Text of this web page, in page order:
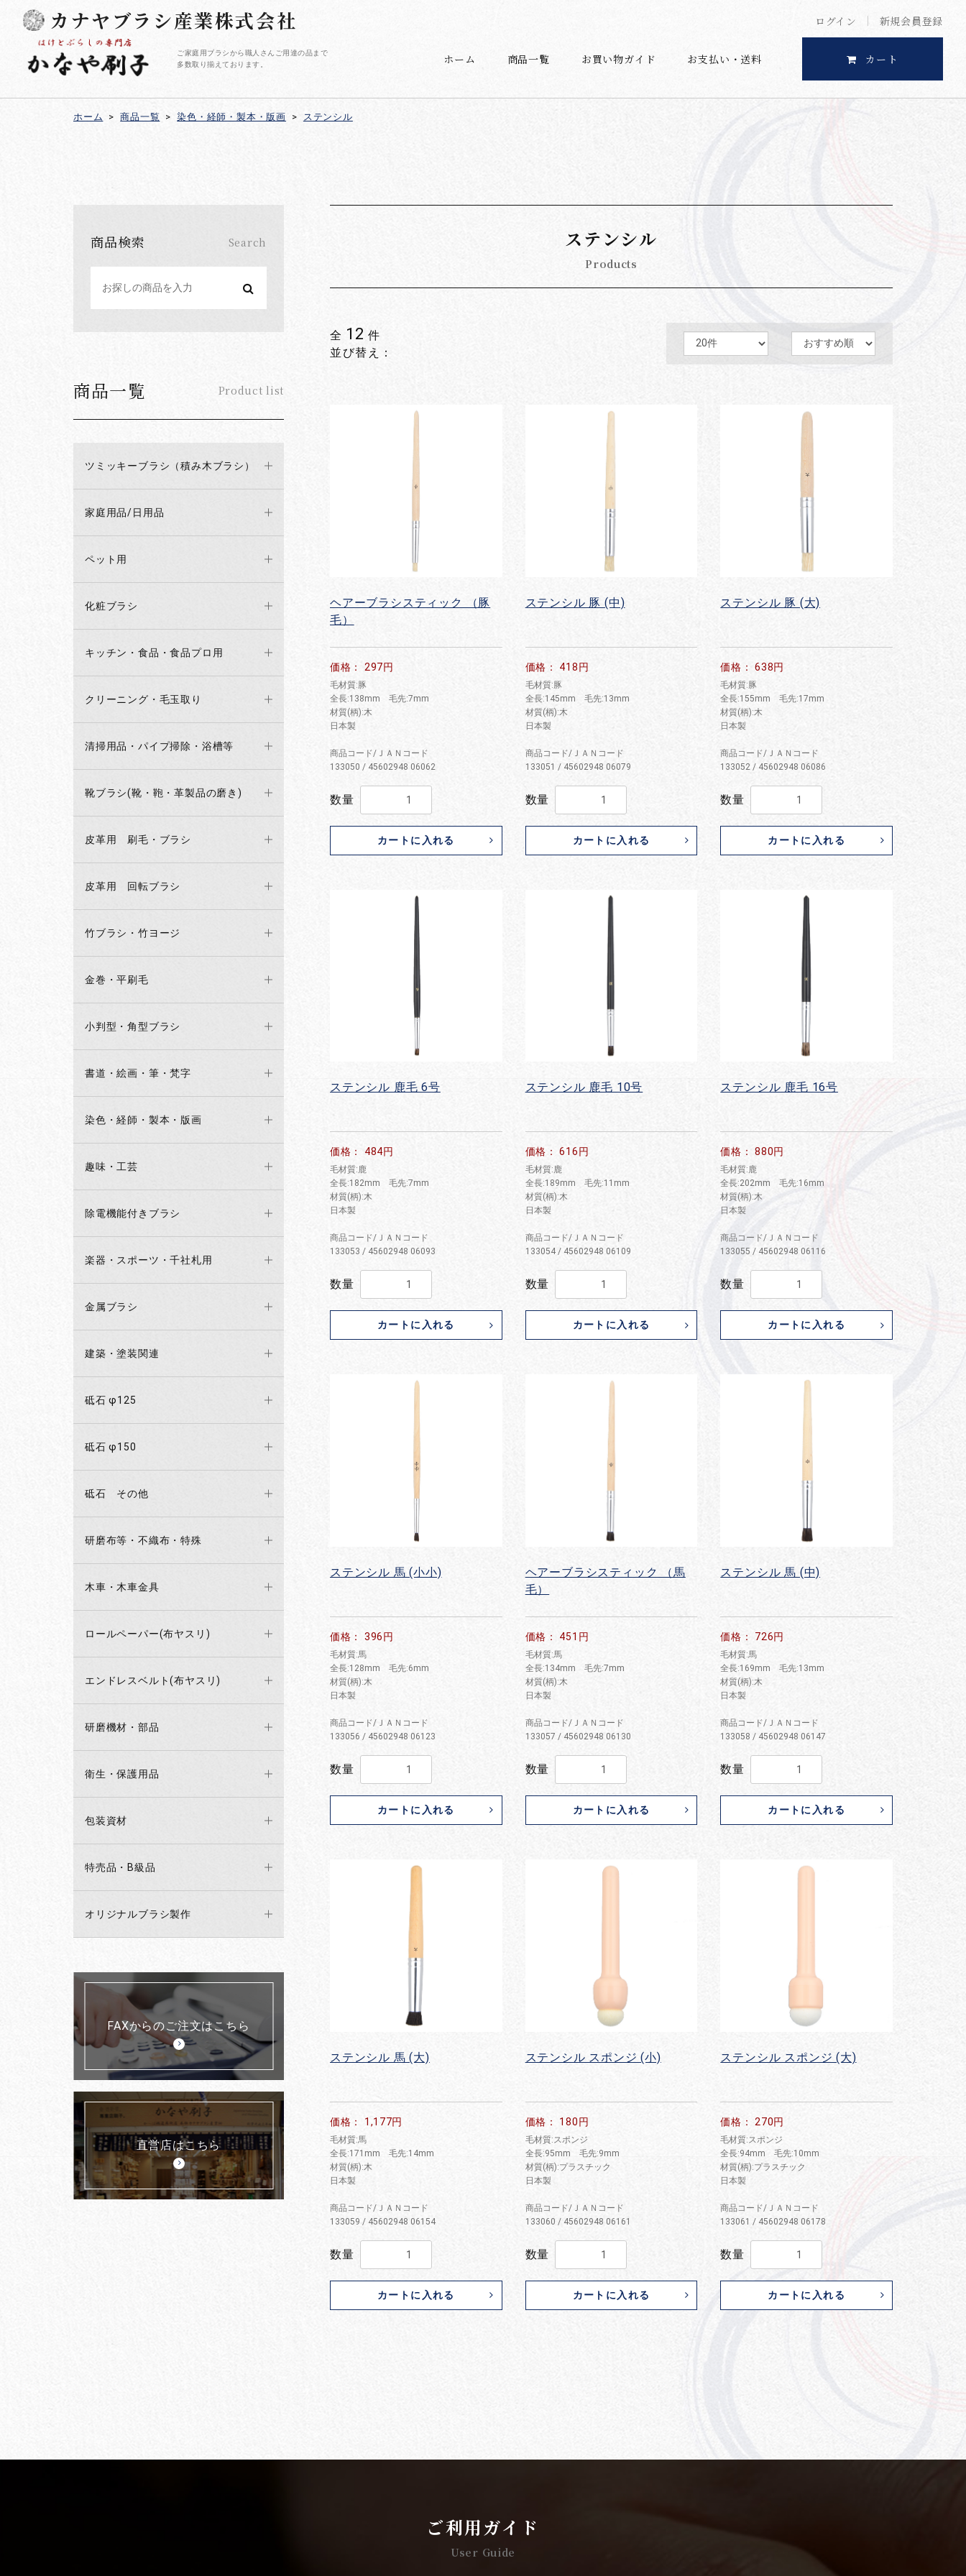
ログイン 新規会員登録
カナヤブラシ産業株式会社
ご家庭用ブラシから職人さんご用達の品まで
多数取り揃えております。
ホーム 商品一覧 お買い物ガイド お支払い・送料 カート
ホーム > 商品一覧 > 染色・経師・製本・版画 > ステンシル
商品検索 Search
商品一覧 Product list
ツミッキーブラシ（積み木ブラシ）
家庭用品/日用品
ペット用
化粧ブラシ
キッチン・食品・食品プロ用
クリーニング・毛玉取り
清掃用品・パイプ掃除・浴槽等
靴ブラシ(靴・鞄・革製品の磨き)
皮革用 刷毛・ブラシ
皮革用 回転ブラシ
竹ブラシ・竹ヨージ
金巻・平刷毛
小判型・角型ブラシ
書道・絵画・筆・梵字
染色・経師・製本・版画
趣味・工芸
除電機能付きブラシ
楽器・スポーツ・千社札用
金属ブラシ
建築・塗装関連
砥石 φ125
砥石 φ150
砥石 その他
研磨布等・不織布・特殊
木車・木車金具
ロールペーパー(布ヤスリ)
エンドレスベルト(布ヤスリ)
研磨機材・部品
衛生・保護用品
包装資材
特売品・B級品
オリジナルブラシ製作
FAXからのご注文はこちら
直営店はこちら
ステンシル
Products
全 12 件
並び替え：
ヘアーブラシスティック （豚
毛）
価格： 297円
毛材質:豚
全長:138mm 毛先:7mm
材質(柄):木
日本製
商品コード/ＪＡＮコード
133050 / 45602948 06062
数量
カートに入れる
ステンシル 豚 (中)
価格： 418円
毛材質:豚
全長:145mm 毛先:13mm
材質(柄):木
日本製
商品コード/ＪＡＮコード
133051 / 45602948 06079
数量
カートに入れる
ステンシル 豚 (大)
価格： 638円
毛材質:豚
全長:155mm 毛先:17mm
材質(柄):木
日本製
商品コード/ＪＡＮコード
133052 / 45602948 06086
数量
カートに入れる
ステンシル 鹿毛 6号
価格： 484円
毛材質:鹿
全長:182mm 毛先:7mm
材質(柄):木
日本製
商品コード/ＪＡＮコード
133053 / 45602948 06093
数量
カートに入れる
ステンシル 鹿毛 10号
価格： 616円
毛材質:鹿
全長:189mm 毛先:11mm
材質(柄):木
日本製
商品コード/ＪＡＮコード
133054 / 45602948 06109
数量
カートに入れる
ステンシル 鹿毛 16号
価格： 880円
毛材質:鹿
全長:202mm 毛先:16mm
材質(柄):木
日本製
商品コード/ＪＡＮコード
133055 / 45602948 06116
数量
カートに入れる
ステンシル 馬 (小小)
価格： 396円
毛材質:馬
全長:128mm 毛先:6mm
材質(柄):木
日本製
商品コード/ＪＡＮコード
133056 / 45602948 06123
数量
カートに入れる
ヘアーブラシスティック （馬
毛）
価格： 451円
毛材質:馬
全長:134mm 毛先:7mm
材質(柄):木
日本製
商品コード/ＪＡＮコード
133057 / 45602948 06130
数量
カートに入れる
ステンシル 馬 (中)
価格： 726円
毛材質:馬
全長:169mm 毛先:13mm
材質(柄):木
日本製
商品コード/ＪＡＮコード
133058 / 45602948 06147
数量
カートに入れる
ステンシル 馬 (大)
価格： 1,177円
毛材質:馬
全長:171mm 毛先:14mm
材質(柄):木
日本製
商品コード/ＪＡＮコード
133059 / 45602948 06154
数量
カートに入れる
ステンシル スポンジ (小)
価格： 180円
毛材質:スポンジ
全長:95mm 毛先:9mm
材質(柄):プラスチック
日本製
商品コード/ＪＡＮコード
133060 / 45602948 06161
数量
カートに入れる
ステンシル スポンジ (大)
価格： 270円
毛材質:スポンジ
全長:94mm 毛先:10mm
材質(柄):プラスチック
日本製
商品コード/ＪＡＮコード
133061 / 45602948 06178
数量
カートに入れる
ご利用ガイド
User Guide